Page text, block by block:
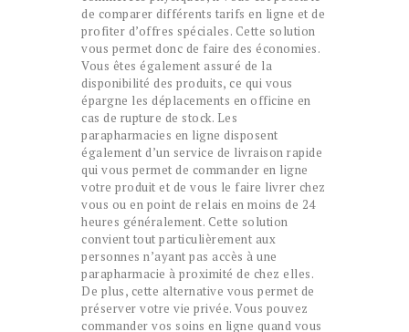
de comparer différents tarifs en ligne et de
profiter d’offres spéciales. Cette solution
vous permet donc de faire des économies.
Vous êtes également assuré de la
disponibilité des produits, ce qui vous
épargne les déplacements en officine en
cas de rupture de stock. Les
parapharmacies en ligne disposent
également d’un service de livraison rapide
qui vous permet de commander en ligne
votre produit et de vous le faire livrer chez
vous ou en point de relais en moins de 24
heures généralement. Cette solution
convient tout particulièrement aux
personnes n’ayant pas accès à une
parapharmacie à proximité de chez elles.
De plus, cette alternative vous permet de
préserver votre vie privée. Vous pouvez
commander vos soins en ligne quand vous